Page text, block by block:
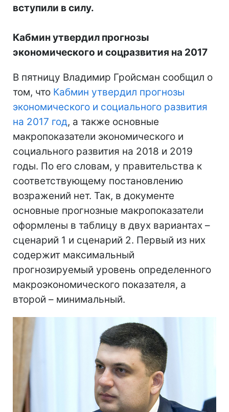
вступили в силу.
Кабмин утвердил прогнозы
экономического и соцразвития на 2017
В пятницу Владимир Гройсман сообщил о
том, что Кабмин утвердил прогнозы
экономического и социального развития
на 2017 год, а также основные
макропоказатели экономического и
социального развития на 2018 и 2019
годы. По его словам, у правительства к
соответствующему постановлению
возражений нет. Так, в документе
основные прогнозные макропоказатели
оформлены в таблицу в двух вариантах –
сценарий 1 и сценарий 2. Первый из них
содержит максимальный
прогнозируемый уровень определенного
макроэкономического показателя, а
второй – минимальный.